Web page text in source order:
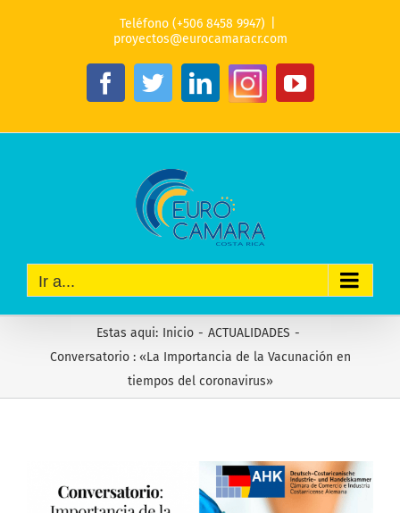
Teléfono (+506 8458 9947)
proyectos@eurocamaracr.com
Facebook
TwitterLinkedIn
InstagramYouTube
Ir a...
Estas aqui: Inicio - ACTUALIDADES -
Conversatorio : «La Importancia de la Vacunación en
tiempos del coronavirus»
imagen